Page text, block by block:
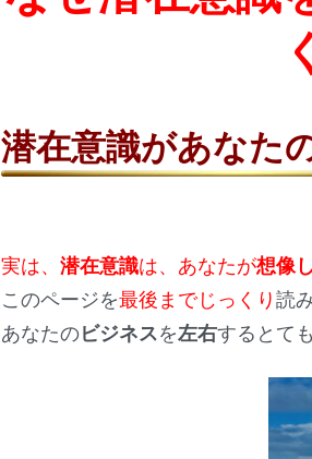
潜在意識があなた
実は、潜在意識は、あなたが想像
このページを最後までじっくり読
あなたのビジネスを左右するとて